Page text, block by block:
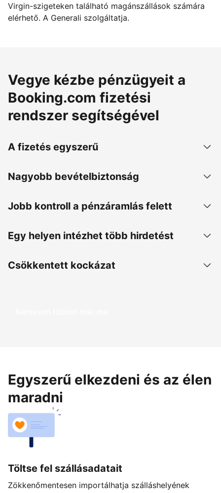
Virgin-szigeteken található magánszállások számára
elérhető. A Generali szolgáltatja.
Vegye kézbe pénzügyeit a
Booking.com fizetési
rendszer segítségével
A fizetés egyszerű
Nagyobb bevételbiztonság
Jobb kontroll a pénzáramlás felett
Egy helyen intézhet több hirdetést
Csökkentett kockázat
Keressen többet már ma
Egyszerű elkezdeni és az élen
maradni
Töltse fel szállásadatait
Zökkenőmentesen importálhatja szálláshelyének